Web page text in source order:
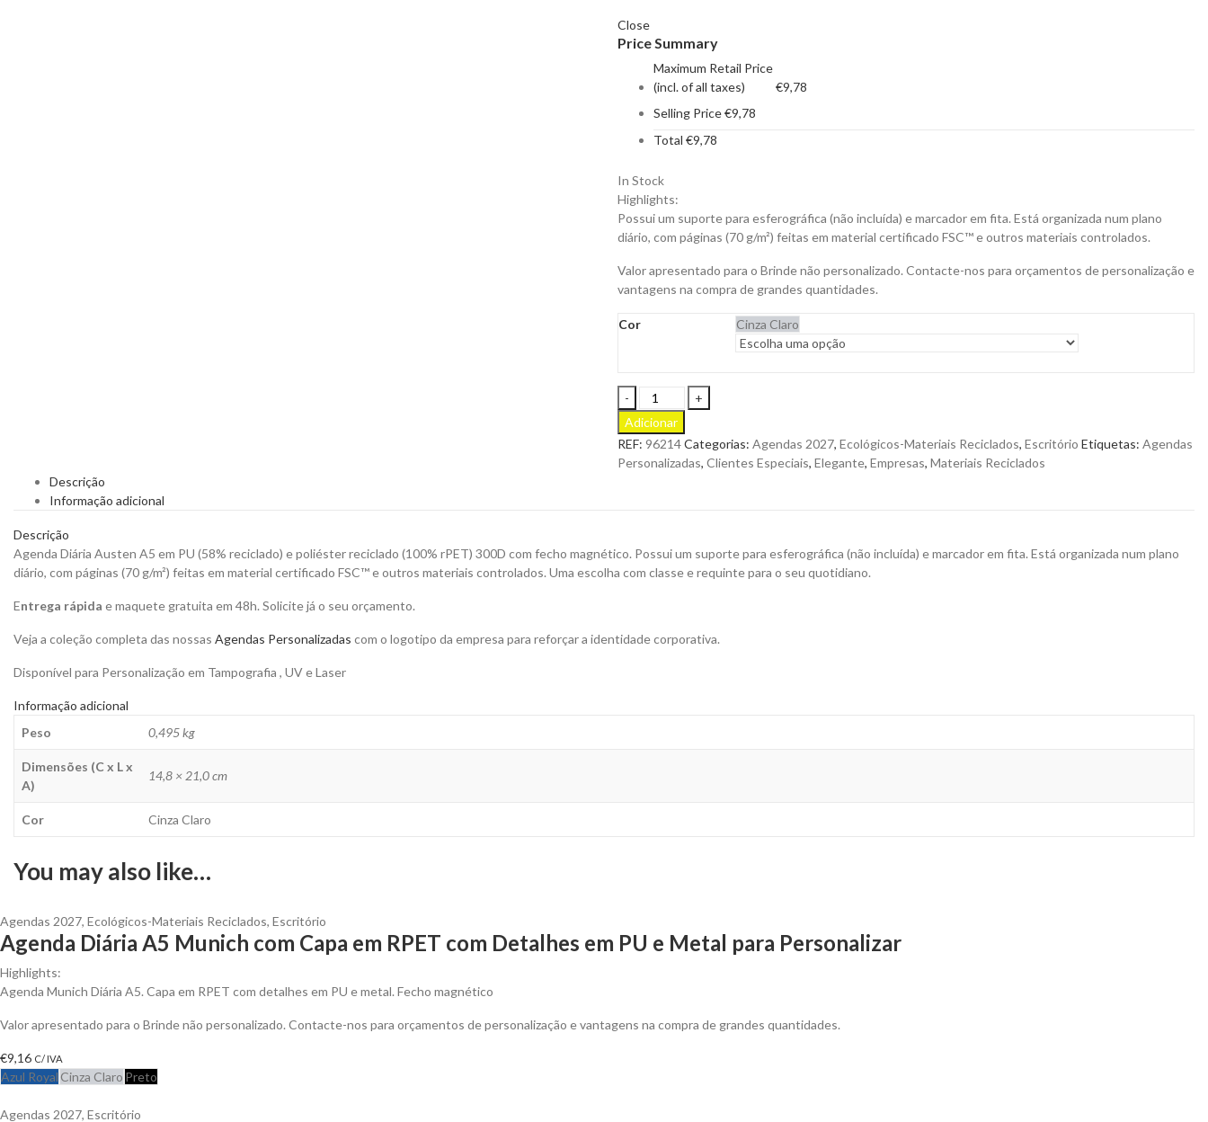
Close
Price Summary
Maximum Retail Price
(incl. of all taxes)
€9,78
Selling Price€9,78
Total €9,78
In Stock
Highlights:
Possui um suporte para esferográfica (não incluída) e marcador em fita. Está organizada num plano
diário, com páginas (70 g/m²) feitas em material certificado FSC™ e outros materiais controlados.
Valor apresentado para o Brinde não personalizado. Contacte-nos para orçamentos de personalização e
vantagens na compra de grandes quantidades.
Cor Cinza Claro
Agenda
Diária
Austen
A-
5
Adicionar
REF: 96214Categorias: Agendas 2027, Ecológicos-Materiais Reciclados, Escritório Etiquetas: Agendas
Personalizadas, Clientes Especiais, Elegante, Empresas, Materiais Reciclados
Descrição
Informação adicional
Descrição
Agenda Diária Austen A5 em PU (58% reciclado) e poliéster reciclado (100% rPET) 300D com fecho magnético. Possui um suporte para esferográfica (não incluída) e marcador em fita. Está organizada num plano
diário, com páginas (70 g/m²) feitas em material certificado FSC™ e outros materiais controlados. Uma escolha com classe e requinte para o seu quotidiano.
Entrega rápida e maquete gratuita em 48h. Solicite já o seu orçamento.
Veja a coleção completa das nossas Agendas Personalizadas com o logotipo da empresa para reforçar a identidade corporativa.
Disponível para Personalização em Tampografia , UV e Laser
Informação adicional
Peso
0,495 kg
Dimensões (C x L x
A)
14,8 × 21,0 cm
Cor Cinza Claro
You may also like…
Agendas 2027, Ecológicos-Materiais Reciclados, Escritório
Agenda Diária A5 Munich com Capa em RPET com Detalhes em PU e Metal para Personalizar
Highlights:
Agenda Munich Diária A5. Capa em RPET com detalhes em PU e metal. Fecho magnético
Valor apresentado para o Brinde não personalizado. Contacte-nos para orçamentos de personalização e vantagens na compra de grandes quantidades.
€9,16 C/ IVA
Azul Royal Cinza Claro Preto
Agendas 2027, Escritório